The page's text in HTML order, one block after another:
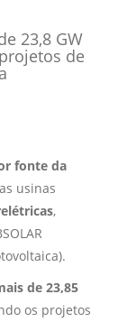
23,8 GW
de
fonte da
usinas
,
de 23,85
os projetos